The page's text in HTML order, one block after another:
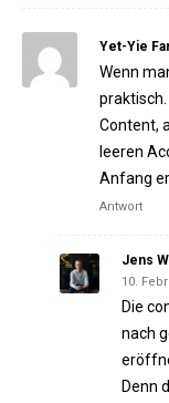
Yet-Yie
Wenn
Content,
leeren
Anfang
Antwort
Jens
10.
Die
nach
Denn